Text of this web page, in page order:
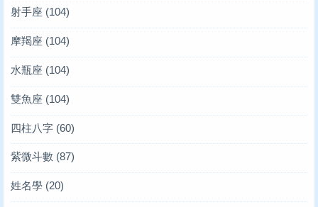
射手座 (104)
摩羯座 (104)
水瓶座 (104)
雙魚座 (104)
四柱八字 (60)
紫微斗數 (87)
姓名學 (20)